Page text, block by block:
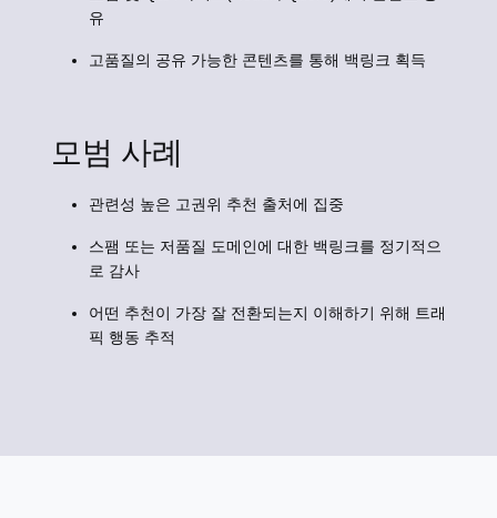
유
고품질의 공유 가능한 콘텐츠를 통해 백링크 획득
모범 사례
관련성 높은 고권위 추천 출처에 집중
스팸 또는 저품질 도메인에 대한 백링크를 정기적으
로 감사
어떤 추천이 가장 잘 전환되는지 이해하기 위해 트래
픽 행동 추적